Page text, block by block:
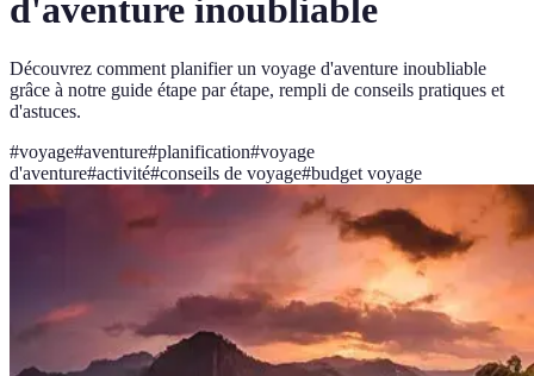
d'aventure inoubliable
Découvrez comment planifier un voyage d'aventure inoubliable
grâce à notre guide étape par étape, rempli de conseils pratiques et
d'astuces.
#voyage#aventure#planification#voyage
d'aventure#activité#conseils de voyage#budget voyage